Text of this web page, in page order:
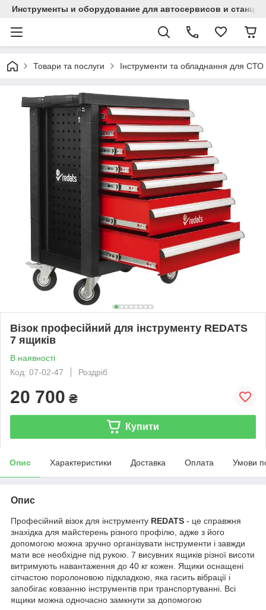
Инструменты и оборудование для автосервисов и
Товари та послуги Інструменти та обладнання для СТО
Візок професійний для інструменту REDATS
7 ящиків
В наявності
Код: 07-02-47
Роздріб
20 700 ₴
Купити
Опис Характеристики Доставка Оплата Умови
Опис
Професійний візок для інструменту REDATS - це справжня
знахідка для майстерень різного профілю, адже з його
допомогою можна зручно організувати інструменти і завжди
мати все необхідне під рукою. 7 висувних ящиків різної висоти
витримують навантаження до 40 кг кожен. Ящики оснащені
сітчастою поролоновою підкладкою, яка гасить вібрації і
запобігає ковзанню інструментів при транспортуванні. Всі
ящики можна одночасно замкнути за допомогою